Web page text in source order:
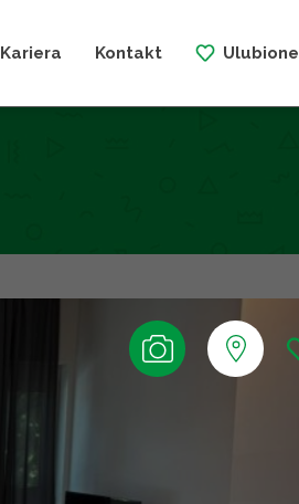
Kariera Kontakt Ulubione